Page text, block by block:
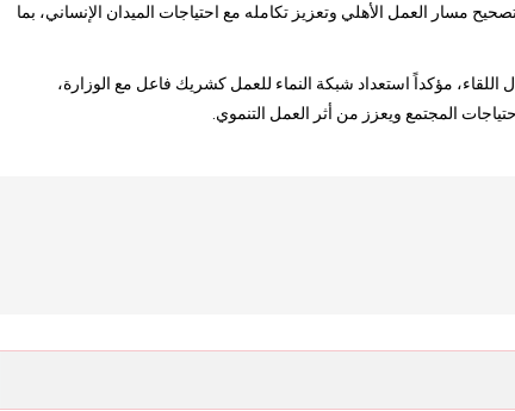
مسار العمل الأهلي وتعزيز تكامله مع احتياجات الميدان الإنساني، بما
اللقاء، مؤكداً استعداد شبكة النماء للعمل كشريك فاعل مع الوزارة،
المجتمع ويعزز من أثر العمل التنموي.